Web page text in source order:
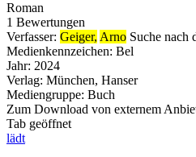
Roman
1 Bewertungen
Verfasser: Geiger, Arno Suche nach
Medienkennzeichen: Bel
Jahr: 2024
Verlag: München, Hanser
Mediengruppe: Buch
Zum Download von externem
Tab geöffnet
lädt